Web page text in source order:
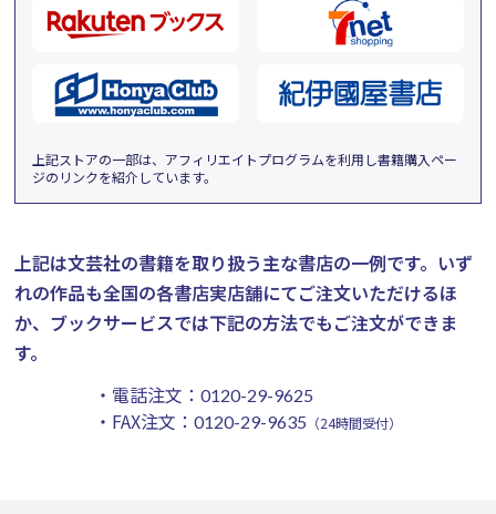
上記ストアの一部は、アフィリエイトプログラムを利用し書籍購入ペー
ジのリンクを紹介しています。
上記は文芸社の書籍を取り扱う主な書店の一例です。 いず
れの作品も全国の各書店実店舗にてご注文いただけるほ
か、ブックサービスでは下記の方法でもご注文ができま
す。
・電話注文： 0120-29-9625
・FAX注文： 0120-29-9635 （24時間受付）